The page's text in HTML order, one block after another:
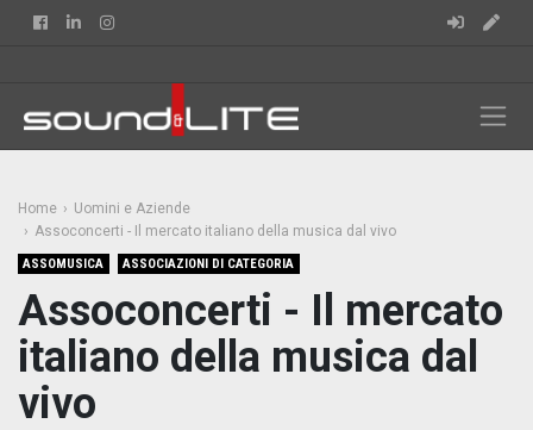
FacebookLinkedin
Home
Uomini e Aziende
Assoconcerti - Il mercato italiano della musica dal vivo
ASSOMUSICA ASSOCIAZIONI DI CATEGORIA
Assoconcerti - Il mercato
italiano della musica dal
vivo